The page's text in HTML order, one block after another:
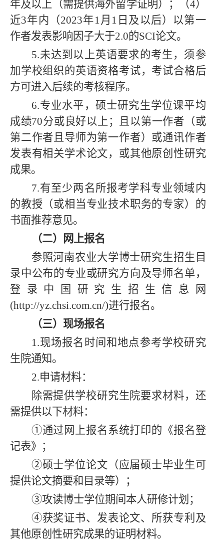
年及以上（需提供海外留学证明）；（4）
近3年内（2023年1月1日及以后）以第一
作者发表影响因子大于2.0的SCI论文。
5.未达到 以上英语要求的考生，须参
加学校组织的英语资格考试，考试合格后
方可进入后续的考核程序。
6.专业水平，硕士研究生学位课平均
成绩70分或良好以上；且以第一作者（或
第二作者且导师为第一作者）或通讯作者
发表有相关学术论文，或其他原创性研究
成果。
7.有至少两名所报考学科专业领域内
的教授（或相当专业技术职务的专家）的
书面推荐意见。
（二）网上报名
参照河南农业大学博士研究生招生目
录中公布的专业或研究方向及导师名单，
登录中国研究生招生信息网
(http://yz.chsi.com.cn/)进行报名。
（三）现场报名
1.现场报名时间和地点参考学校研究
生院通知。
2.申请材料：
除需提供学校研究生院要求材料，还
需提供以下材料：
①通过网上报名系统打印的《报名登
记表》；
②硕士学位论文（应届硕士毕业生可
提供论文摘要和目录等）；
③攻读博士学位期间本人研修计划；
④获奖证书、发表论文、所获专利及
其他原创性研究成果的证明材料。